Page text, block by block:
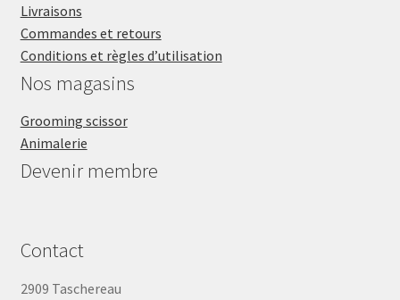
Livraisons
Commandes et retours
Conditions et règles d’utilisation
Nos magasins
Grooming scissor
Animalerie
Devenir membre
Contact
2909 Taschereau